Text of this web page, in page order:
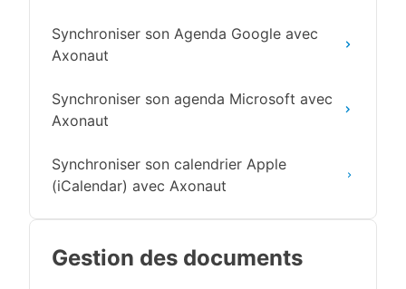
Synchroniser son Agenda Google avec
Axonaut
Synchroniser son agenda Microsoft avec
Axonaut
Synchroniser son calendrier Apple
(iCalendar) avec Axonaut
Gestion des documents